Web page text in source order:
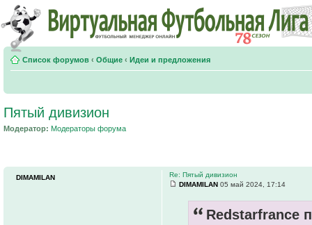
Список форумов ‹ Общие ‹ Идеи и предложения
Пятый дивизион
Модератор: Модераторы форума
Re: Пятый дивизион
DIMAMILAN 05 май 2024, 17:14
Redstarfrance
DIMAMILAN